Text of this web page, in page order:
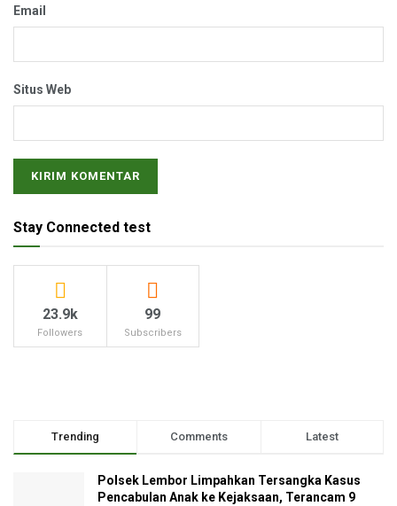
Email
Situs Web
Stay Connected test
23.9k
Followers
99
Subscribers
Trending Comments Latest
Polsek Lembor Limpahkan Tersangka Kasus
Pencabulan Anak ke Kejaksaan, Terancam 9